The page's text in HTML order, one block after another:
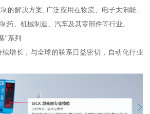
的解决方案, 广泛应用在物流、电子太阳能、
药、机械制造、汽车及其零部件等行业。
"系列
增长，与全球的联系日益密切，自动化行业